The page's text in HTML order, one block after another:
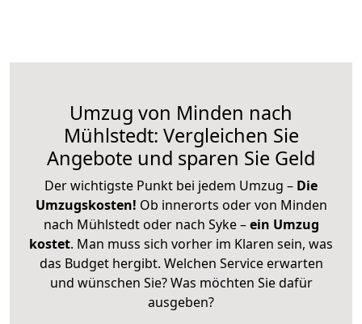
Umzug von Minden nach
Mühlstedt: Vergleichen Sie
Angebote und sparen Sie Geld
Der wichtigste Punkt bei jedem Umzug – Die
Umzugskosten! Ob innerorts oder von Minden
nach Mühlstedt oder nach Syke –ein Umzug
kostet. Man muss sich vorher im Klaren sein, was
das Budget hergibt. Welchen Service erwarten
und wünschen Sie? Was möchten Sie dafür
ausgeben?